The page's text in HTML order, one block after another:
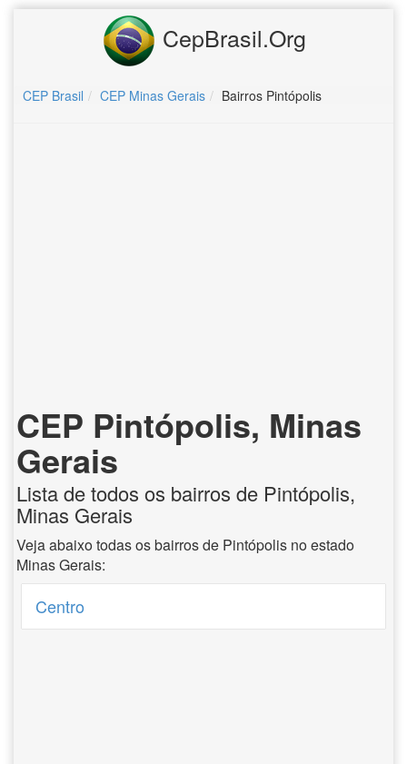
CepBrasil.Org
CEP Brasil CEP Minas Gerais Bairros Pintópolis
CEP Pintópolis, Minas
Gerais
Lista de todos os bairros de Pintópolis,
Minas Gerais
Veja abaixo todas os bairros de Pintópolis no estado
Minas Gerais:
Centro